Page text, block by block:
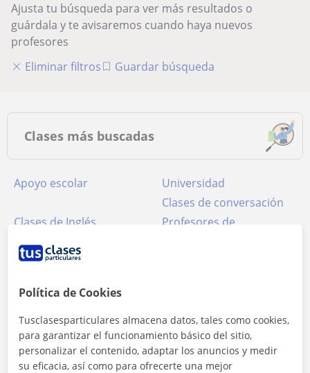
Ajusta tu búsqueda para ver más resultados o
guárdala y te avisaremos cuando haya nuevos
profesores
Eliminar filtros
Guardar búsqueda
Clases más buscadas
Apoyo escolar
Universidad
Clases de conversación
Clases de Inglés
Profesores de
Clases de Lengua
Clases de Francés
Apoyo escolar
Clases de Historia
Clases de FCE First
Certificate in English
Profesores de Física
Política de Cookies
Tusclasesparticulares almacena datos, tales como cookies,
para garantizar el funcionamiento básico del sitio,
personalizar el contenido, adaptar los anuncios y medir
su eficacia, así como para ofrecerte una mejor